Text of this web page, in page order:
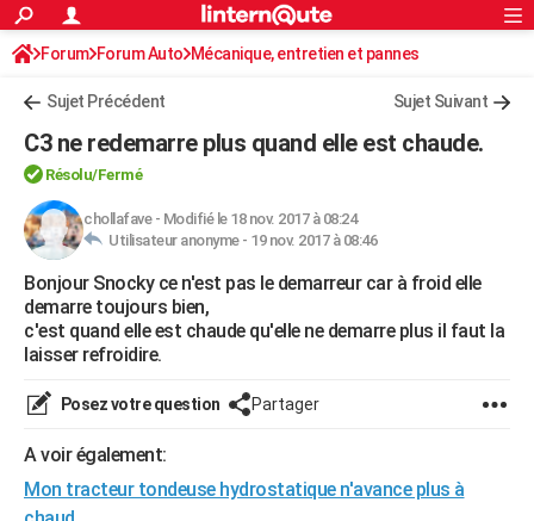
ACTUALITÉS
Politique
Société
Faits Divers
Education
Monde
Villes
+
Programme TV
TNTStreaming
Cinéma
Sorties cinéma
Musique
+FINANCE
Retraite
Impôts
Epargne
Immobilier
Risques naturels par ville
Banque
Assurance
Crédit
AUTO
Essais
Réserver un essai
Citadines
Berlines
SUV
Forum auto
Mobiles
Meilleur smartphone
Internet
Ordinateurs
Jeux vidéo
Guide high-tech
+BRICOLAGE
Forum
Aménagement intérieur
Extérieur
Cuisine
Salle de bains
Jardinage
Rangement
Guides de France
Escapades
Patrimoine
Expositions
Musées
Week-end nature
LIFESTYLE
Art de vivre
Bien-être
Loisirs
Mode
Modes de vie
SANTE
Alimentation
Guide de la santé
Maladies
Médicaments
Sommeil
VOYAGE
Rechercher
S'inscrire
Connexion
Forum Forum Auto Mécanique, entretien et pannes
Sujet Précédent Sujet Suivant
C3 ne redemarre plus quand elle est chaude.
Résolu/Fermé
chollafave- Modifié le 18 nov. 2017 à 08:24
Utilisateur anonyme - 19 nov. 2017 à 08:46
Bonjour Snocky ce n'est pas le demarreur car à froid elle
demarre toujours bien,
c'est quand elle est chaude qu'elle ne demarre plus il faut la
laisser refroidire.
Posez votre question Partager
A voir également:
Mon tracteur tondeuse hydrostatique n'avance plus à